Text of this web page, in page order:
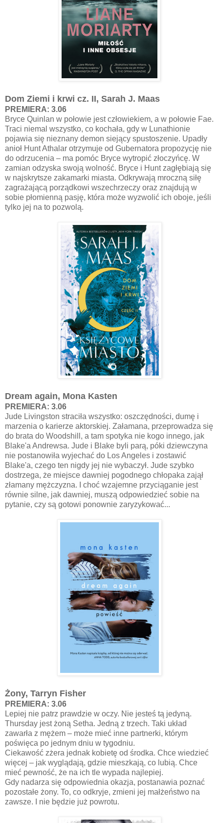
Dom Ziemi i krwi cz. II, Sarah J. Maas
PREMIERA: 3.06
Bryce Quinlan w połowie jest człowiekiem, a w połowie Fae.
Traci niemal wszystko, co kochała, gdy w Lunathionie
pojawia się nieznany demon siejący spustoszenie. Upadły
anioł Hunt Athalar otrzymuje od Gubernatora propozycję nie
do odrzucenia – ma pomóc Bryce wytropić złoczyńcę. W
zamian odzyska swoją wolność. Bryce i Hunt zagłębiają się
w najskrytsze zakamarki miasta. Odkrywają mroczną siłę
zagrażającą porządkowi wszechrzeczy oraz znajdują w
sobie płomienną pasję, która może wyzwolić ich oboje, jeśli
tylko jej na to pozwolą.
Dream again, Mona Kasten
PREMIERA: 3.06
Jude Livingston straciła wszystko: oszczędności, dumę i
marzenia o karierze aktorskiej. Załamana, przeprowadza się
do brata do Woodshill, a tam spotyka nie kogo innego, jak
Blake'a Andrewsa. Jude i Blake byli parą, póki dziewczyna
nie postanowiła wyjechać do Los Angeles i zostawić
Blake'a, czego ten nigdy jej nie wybaczył. Jude szybko
dostrzega, że miejsce dawniej pogodnego chłopaka zajął
złamany mężczyzna. I choć wzajemne przyciąganie jest
równie silne, jak dawniej, muszą odpowiedzieć sobie na
pytanie, czy są gotowi ponownie zaryzykować...
Żony, Tarryn Fisher
PREMIERA: 3.06
Lepiej nie patrz prawdzie w oczy. Nie jesteś tą jedyną.
Thursday jest żoną Setha. Jedną z trzech. Taki układ
zawarła z mężem – może mieć inne partnerki, którym
poświęca po jednym dniu w tygodniu.
Ciekawość zżera jednak kobietę od środka. Chce wiedzieć
więcej – jak wyglądają, gdzie mieszkają, co lubią. Chce
mieć pewność, że na ich tle wypada najlepiej.
Gdy nadarza się odpowiednia okazja, postanawia poznać
pozostałe żony. To, co odkryje, zmieni jej małżeństwo na
zawsze. I nie będzie już powrotu.